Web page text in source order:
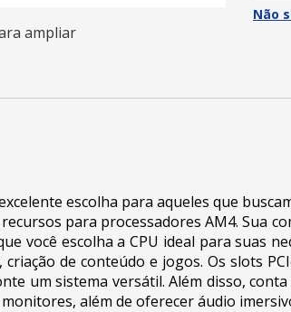
ampliar
Não
escolha para aqueles que
para processadores AM4. Sua
você escolha a CPU ideal para suas
de conteúdo e jogos. Os slots
um sistema versátil. Além disso,
além de oferecer áudio